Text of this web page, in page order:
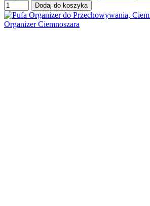
Dodaj do koszyka